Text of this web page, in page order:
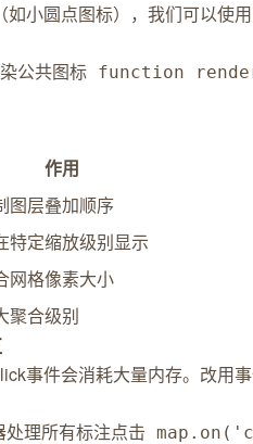
如小圆点图标），我们可以使
渲染公共图标
作用
图层叠加顺序
特定缩放级别显示
网格像素大小
聚合级别
事件会消耗大量内存。改用
器处理所有标注点